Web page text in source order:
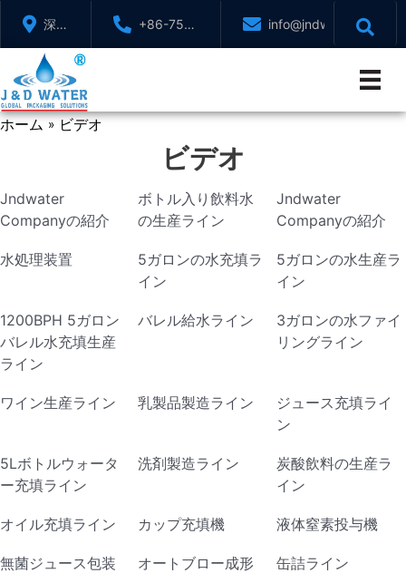
ツ
へ
ッ
プ
深セ
ン、
広東
省、
中国
+86-755-
88321071
info@jndwater.com
ホーム » ビデオ
ビデオ
Jndwater
Companyの紹介
ボトル入り飲料水
の生産ライン
Jndwater
Companyの紹介
水処理装置
5ガロンの水充填ラ
イン
5ガロンの水生産ラ
イン
1200BPH 5ガロン
バレル水充填生産
ライン
バレル給水ライン
3ガロンの水ファイ
リングライン
ワイン生産ライン 乳製品製造ライン
ジュース充填ライ
ン
5Lボトルウォータ
ー充填ライン
洗剤製造ライン
炭酸飲料の生産ラ
イン
オイル充填ライン カップ充填機 液体窒素投与機
無菌ジュース包装
オートブロー成形
缶詰ライン